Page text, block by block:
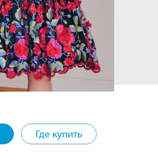
Где купить